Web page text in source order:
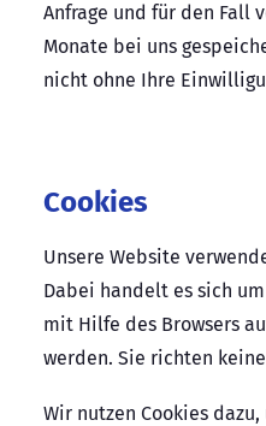
Anfrage und für den Fall
Monate bei uns
nicht ohne Ihre
Cookies
Unsere Website
Dabei handelt es sich
mit Hilfe des Browsers
werden. Sie richten
Wir nutzen Cookies